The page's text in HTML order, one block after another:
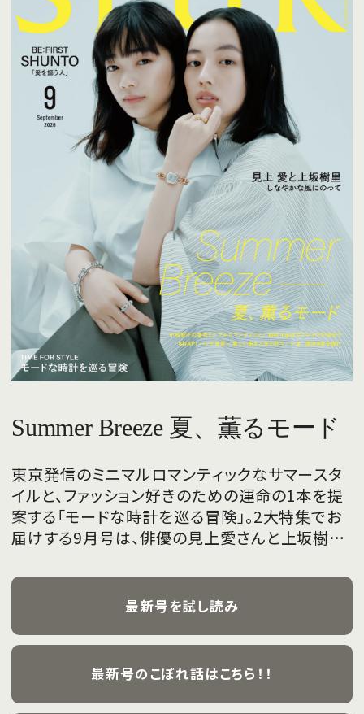
Summer Breeze 夏、薫るモード
東京発信のミニマルロマンティックなサマースタ
イルと、ファッション好きのための運命の1本を提
案する「モードな時計を巡る冒険」。2大特集でお
届けする9月号は、俳優の見上愛さんと上坂樹里
飾ります。
最新号を試し読み
最新号のこぼれ話はこちら！！